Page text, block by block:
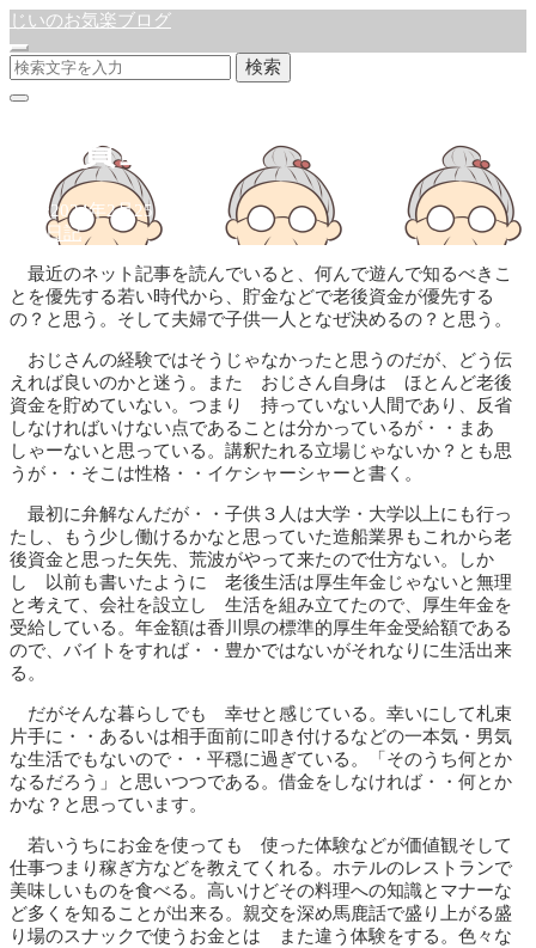
じいのお気楽ブログ
検索
老後資金
公開:2024年2月25日
徒然日記
最近のネット記事を読んでいると、何んで遊んで知るべきこ
とを優先する若い時代から、貯金などで老後資金が優先する
の？と思う。そして夫婦で子供一人となぜ決めるの？と思う。
おじさんの経験ではそうじゃなかったと思うのだが、どう伝
えれば良いのかと迷う。また おじさん自身は ほとんど老後
資金を貯めていない。つまり 持っていない人間であり、反省
しなければいけない点であることは分かっているが・・まあ
しゃーないと思っている。講釈たれる立場じゃないか？とも思
うが・・そこは性格・・イケシャーシャーと書く。
最初に弁解なんだが・・子供３人は大学・大学以上にも行っ
たし、もう少し働けるかなと思っていた造船業界もこれから老
後資金と思った矢先、荒波がやって来たので仕方ない。しか
し 以前も書いたように 老後生活は厚生年金じゃないと無理
と考えて、会社を設立し 生活を組み立てたので、厚生年金を
受給している。年金額は香川県の標準的厚生年金受給額である
ので、バイトをすれば・・豊かではないがそれなりに生活出来
る。
だがそんな暮らしでも 幸せと感じている。幸いにして札束
片手に・・あるいは相手面前に叩き付けるなどの一本気・男気
な生活でもないので・・平穏に過ぎている。「そのうち何とか
なるだろう」と思いつつである。借金をしなければ・・何とか
かな？と思っています。
若いうちにお金を使っても 使った体験などが価値観そして
仕事つまり稼ぎ方などを教えてくれる。ホテルのレストランで
美味しいものを食べる。高いけどその料理への知識とマナーな
ど多くを知ることが出来る。親交を深め馬鹿話で盛り上がる盛
り場のスナックで使うお金とは また違う体験をする。色々な